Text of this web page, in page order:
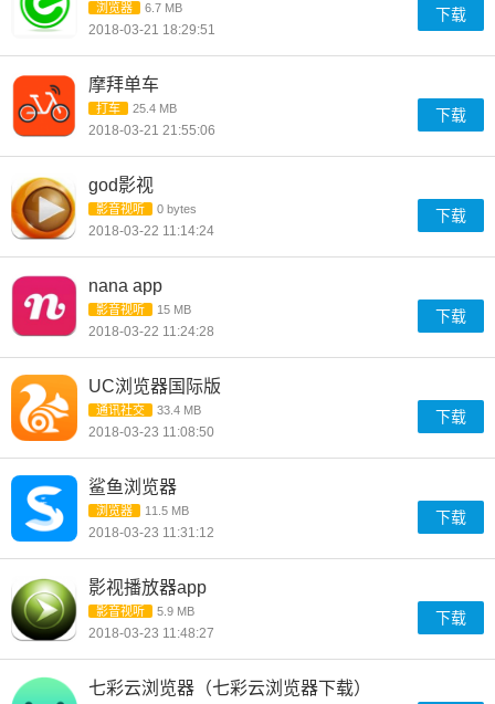
浏览器 6.7 MB
2018-03-21 18:29:51
下载
摩拜单车
打车 25.4 MB
2018-03-21 21:55:06
下载
god影视
影音视听 0 bytes
2018-03-22 11:14:24
下载
nana app
影音视听 15 MB
2018-03-22 11:24:28
下载
UC浏览器国际版
通讯社交 33.4 MB
2018-03-23 11:08:50
下载
鲨鱼浏览器
浏览器 11.5 MB
2018-03-23 11:31:12
下载
影视播放器app
影音视听 5.9 MB
2018-03-23 11:48:27
下载
七彩云浏览器（七彩云浏览器下载）